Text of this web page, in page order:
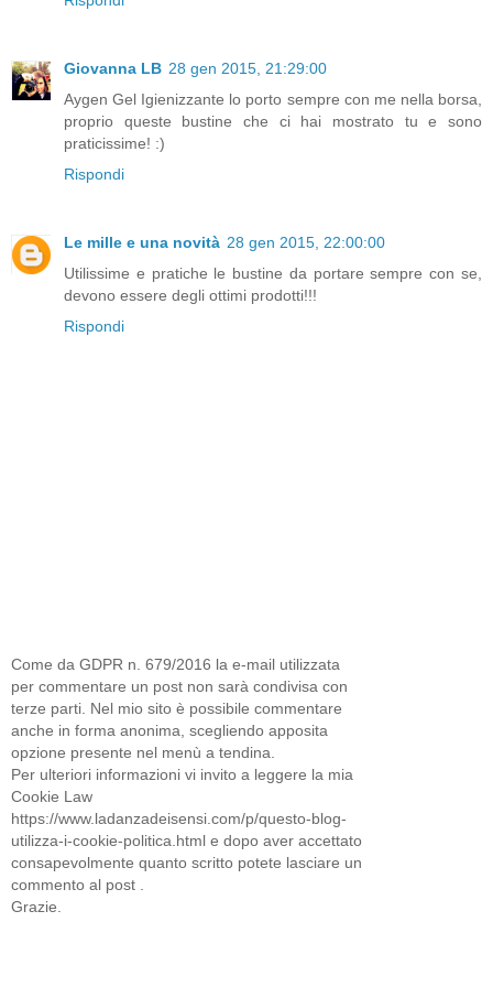
Giovanna LB 28 gen 2015, 21:29:00
Aygen Gel Igienizzante lo porto sempre con me nella borsa,
proprio queste bustine che ci hai mostrato tu e sono
praticissime! :)
Rispondi
Le mille e una novità 28 gen 2015, 22:00:00
Utilissime e pratiche le bustine da portare sempre con se,
devono essere degli ottimi prodotti!!!
Rispondi
Come da GDPR n. 679/2016 la e-mail utilizzata
per commentare un post non sarà condivisa con
terze parti. Nel mio sito è possibile commentare
anche in forma anonima, scegliendo apposita
opzione presente nel menù a tendina.
Per ulteriori informazioni vi invito a leggere la mia
Cookie Law
https://www.ladanzadeisensi.com/p/questo-blog-
utilizza-i-cookie-politica.html e dopo aver accettato
consapevolmente quanto scritto potete lasciare un
commento al post .
Grazie.